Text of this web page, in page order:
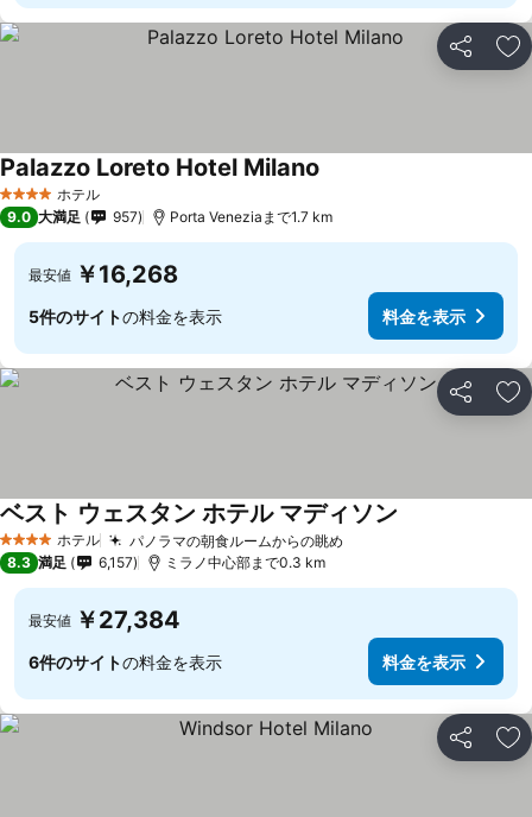
シェア お
4 ホテルのランク
ホテル
Palazzo Loreto Hotel Milano
9.0 大満足 957 Porta Veneziaまで1.7 km
最安値 ￥16,268
5件のサイトの料金を表示 料金を表示
シェア お
4 ホテルのランク
ホテル パノラマの朝食ルームからの眺め
ベスト ウェスタン ホテル マディソン
8.3 満足 6,157 ミラノ中心部まで0.3 km
最安値 ￥27,384
6件のサイトの料金を表示 料金を表示
シェア お